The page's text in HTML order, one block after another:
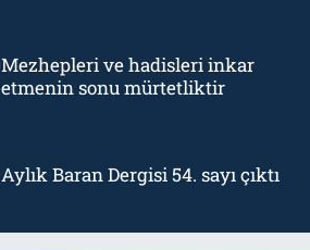
Mezhepleri ve hadisleri inkar
etmenin sonu mürtetliktir
Aylık Baran Dergisi 54. sayı çıktı